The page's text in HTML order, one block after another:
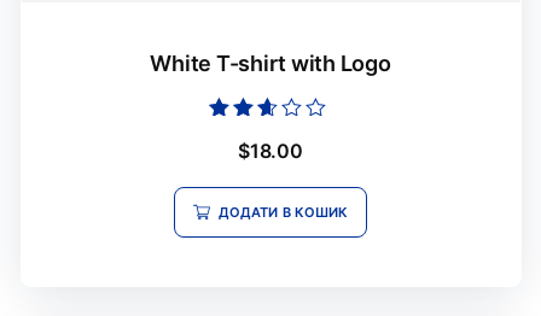
White T-shirt with Logo
в
з 5
$18.00
ДОДАТИ В КОШИК